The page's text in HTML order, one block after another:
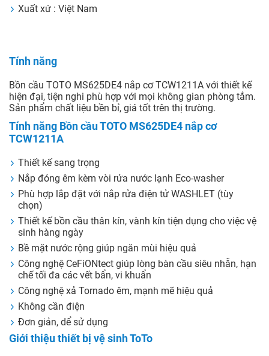
Xuất xứ : Việt Nam
Tính năng
Bồn cầu TOTO MS625DE4 nắp cơ TCW1211A với thiết kế
hiện đại, tiện nghi phù hợp với mọi không gian phòng tắm.
Sản phẩm chất liệu bền bỉ, giá tốt trên thị trường.
Tính năng Bồn cầu TOTO MS625DE4 nắp cơ
TCW1211A
Thiết kế sang trọng
Nắp đóng êm kèm vòi rửa nước lạnh Eco-washer
Phù hợp lắp đặt với nắp rửa điện tử WASHLET (tùy
chọn)
Thiết kế bồn cầu thân kín, vành kín tiện dụng cho việc vệ
sinh hàng ngày
Bề mặt nước rộng giúp ngăn mùi hiệu quả
Công nghệ CeFiONtect giúp lòng bàn cầu siêu nhẵn, hạn
chế tối đa các vết bẩn, vi khuẩn
Công nghệ xả Tornado êm, mạnh mẽ hiệu quả
Không cần điện
Đơn giản, dể sử dụng
Giới thiệu thiết bị vệ sinh ToTo